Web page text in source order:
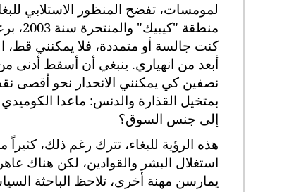
كنت جالسة أو متمددة، فلا يمكنني
أبعد من انهياري. ينبغي أن أسقط
نصفين كي يمكنني الانحدار نحو أقصى
بمتخيل القذارة والدنس: ماعدا
إلى جنس السوق؟
هذه الرؤية للبغاء، تترك رغم ذلك،
استغلال البشر والقوادين، لكن هناك
يمارسن مهنة أخرى، تلاحظ الباحثة